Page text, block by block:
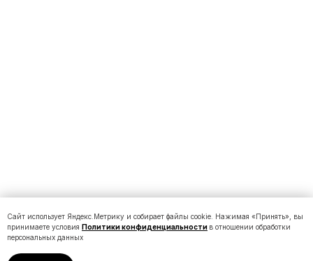
Сайт использует Яндекс.Метрику и собирает файлы cookie. Нажимая «Принять», вы
принимаете условия Политики конфиденциальности в отношении обработки
персональных данных